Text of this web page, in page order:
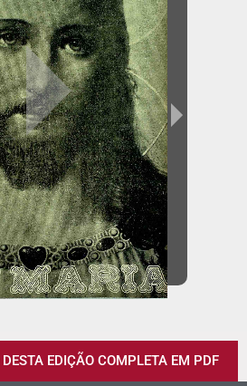
EDIÇÃO COMPLETA EM PDF